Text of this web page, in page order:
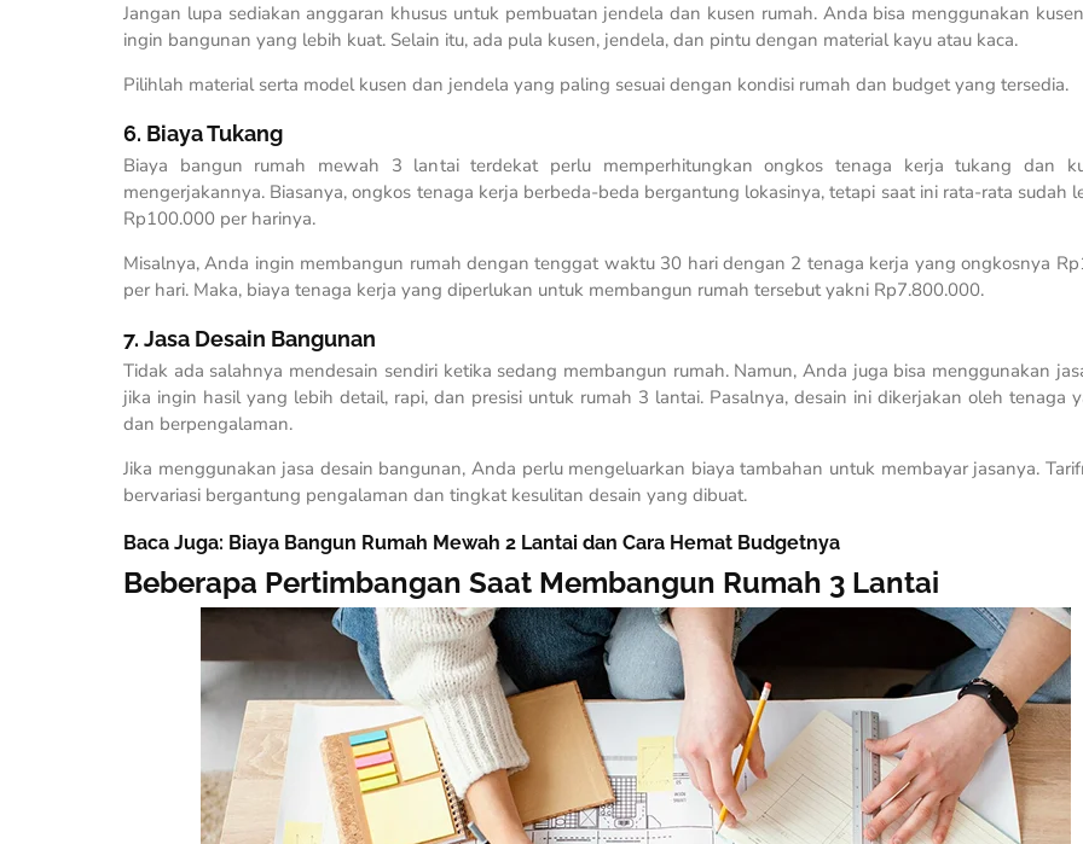
Jangan lupa sediakan anggaran khusus untuk pembuatan jendela dan kusen rumah. Anda bisa menggunakan
ingin bangunan yang lebih kuat. Selain itu, ada pula kusen, jendela, dan pintu dengan material kayu atau kaca.
Pilihlah material serta model kusen dan jendela yang paling sesuai dengan kondisi rumah dan budget yang tersedia.
6. Biaya Tukang
Biaya bangun rumah mewah 3 lantai terdekat perlu memperhitungkan ongkos tenaga kerja tukang dan
mengerjakannya. Biasanya, ongkos tenaga kerja berbeda-beda bergantung lokasinya, tetapi saat ini rata-rata sudah
Rp100.000 per harinya.
Misalnya, Anda ingin membangun rumah dengan tenggat waktu 30 hari dengan 2 tenaga kerja yang ongkosnya
per hari. Maka, biaya tenaga kerja yang diperlukan untuk membangun rumah tersebut yakni Rp7.800.000.
7. Jasa Desain Bangunan
Tidak ada salahnya mendesain sendiri ketika sedang membangun rumah. Namun, Anda juga bisa menggunakan
jika ingin hasil yang lebih detail, rapi, dan presisi untuk rumah 3 lantai. Pasalnya, desain ini dikerjakan oleh tenaga
dan berpengalaman.
Jika menggunakan jasa desain bangunan, Anda perlu mengeluarkan biaya tambahan untuk membayar jasanya.
bervariasi bergantung pengalaman dan tingkat kesulitan desain yang dibuat.
Baca Juga: Biaya Bangun Rumah Mewah 2 Lantai dan Cara Hemat Budgetnya
Beberapa Pertimbangan Saat Membangun Rumah 3 Lantai